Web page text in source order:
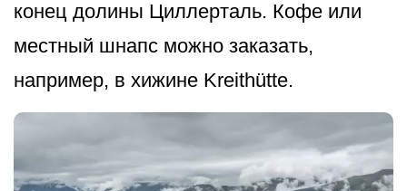
конец долины Циллерталь. Кофе или
местный шнапс можно заказать,
например, в хижине Kreithütte.